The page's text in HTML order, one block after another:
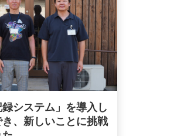
録システム」を導入し
、新しいことに挑戦